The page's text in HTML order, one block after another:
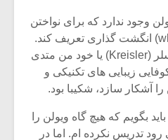
وجود ندارد که برای نواختن
یک گام هولتون (whole-tone) انگشت گذاری تعریف کند.
شاید باید تا زمانی که کرایسلر (Kreisler) یا خود من متدی
زیبایی های تکنیکی و
آشکار سازد، شکیبا بود.
بگویم که هیچ گاه ویولن را
رود تدریس نکرده ام. اما در